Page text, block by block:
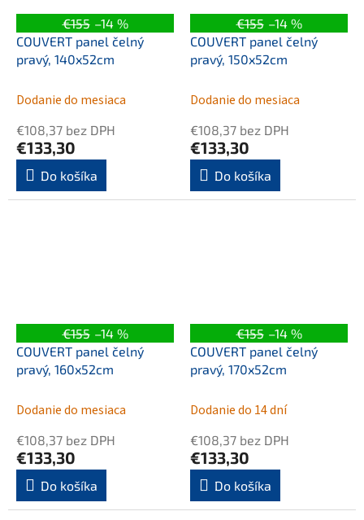
€155 –14 %
COUVERT panel čelný
pravý, 140x52cm
Dodanie do mesiaca
€108,37 bez DPH
€133,30
Do košíka
€155 –14 %
COUVERT panel čelný
pravý, 150x52cm
Dodanie do mesiaca
€108,37 bez DPH
€133,30
Do košíka
€155 –14 %
COUVERT panel čelný
pravý, 160x52cm
Dodanie do mesiaca
€108,37 bez DPH
€133,30
Do košíka
€155 –14 %
COUVERT panel čelný
pravý, 170x52cm
Dodanie do 14 dní
€108,37 bez DPH
€133,30
Do košíka